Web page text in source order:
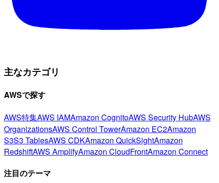
主なカテゴリ
AWSで探す
AWS特集AWS IAMAmazon CognitoAWS Security HubAWS
OrganizationsAWS Control TowerAmazon EC2Amazon
S3S3 TablesAWS CDKAmazon QuickSightAmazon
RedshiftAWS AmplifyAmazon CloudFrontAmazon Connect
注目のテーマ